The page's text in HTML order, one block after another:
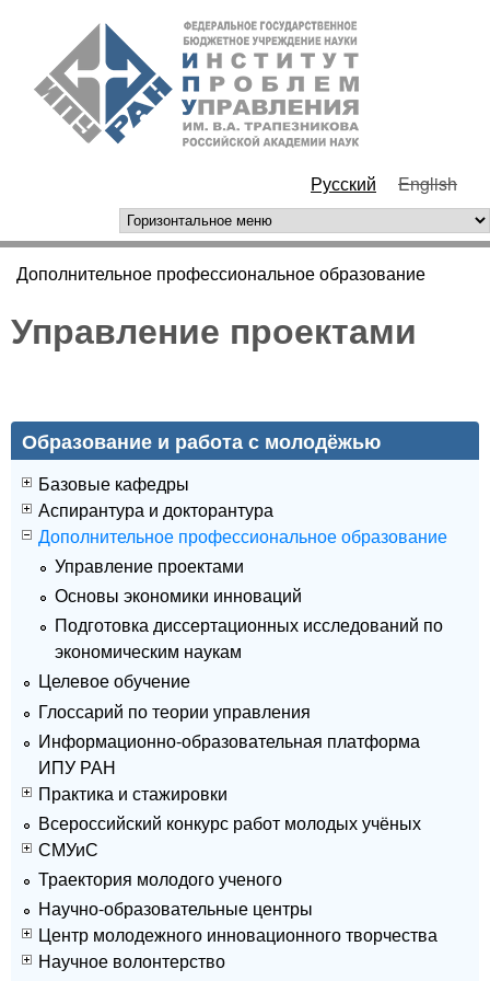
Перейти к основному
содержанию
РАН
Русский English
горизонтальное меню
Вы здесь
Дополнительное профессиональное образование
Управление проектами
Образование и работа с молодёжью
Базовые кафедры
Аспирантура и докторантура
Дополнительное профессиональное образование
Управление проектами
Основы экономики инноваций
Подготовка диссертационных исследований по
экономическим наукам
Целевое обучение
Глоссарий по теории управления
Информационно-образовательная платформа
ИПУ РАН
Практика и стажировки
Всероссийский конкурс работ молодых учёных
СМУиС
Траектория молодого ученого
Научно-образовательные центры
Центр молодежного инновационного творчества
Научное волонтерство